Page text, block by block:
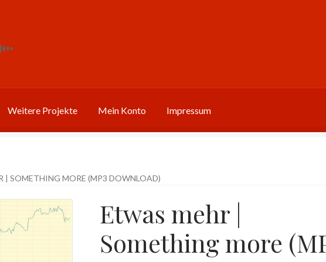
Weitere Projekte Mein Konto Impressum
| SOMETHING MORE (MP3 DOWNLOAD)
Etwas mehr |
Something more